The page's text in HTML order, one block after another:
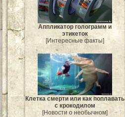
Аппликатор голограмм и
этикеток
[Интересные факты]
Клетка смерти или как поплавать
с крокодилом
[Новости о необычном]